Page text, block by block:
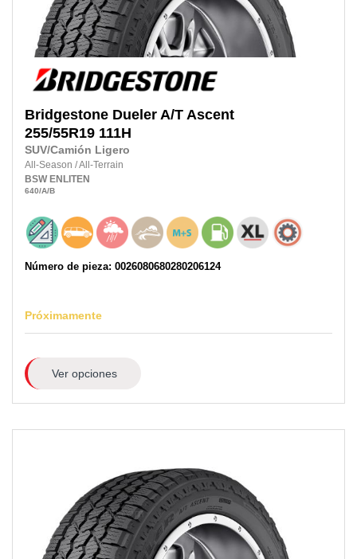
Bridgestone Dueler A/T Ascent
255/55R19 111H
SUV/Camión Ligero
All-Season /All-Terrain
BSW ENLITEN
640/A/B
Número de pieza: 0026080680280206124
Próximamente
Ver opciones